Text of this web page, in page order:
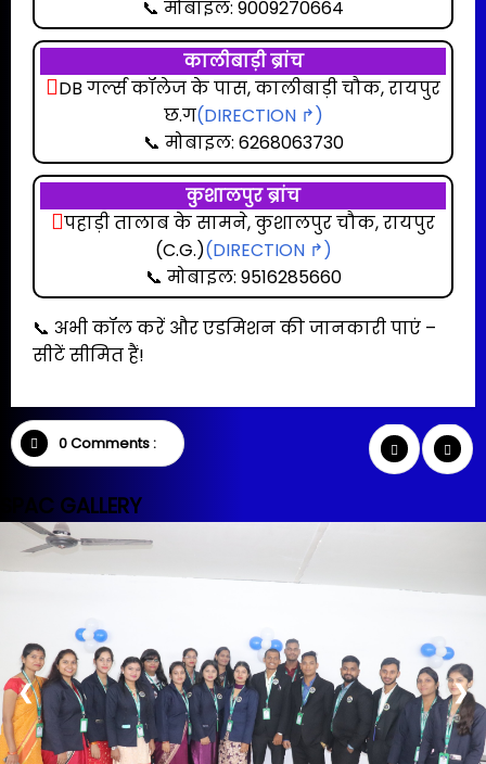
📞 मोबाइल: 9009270664
कालीबाड़ी ब्रांच
DB गर्ल्स कॉलेज के पास, कालीबाड़ी चौक, रायपुर
छ.ग(DIRECTION ↱)
📞 मोबाइल: 6268063730
कुशालपुर ब्रांच
पहाड़ी तालाब के सामने, कुशालपुर चौक, रायपुर
(C.G.)(DIRECTION ↱)
📞 मोबाइल: 9516285660
📞 अभी कॉल करें और एडमिशन की जानकारी पाएं –
सीटें सीमित हैं!
0 Comments :
SPAC GALLERY
❮ ❯